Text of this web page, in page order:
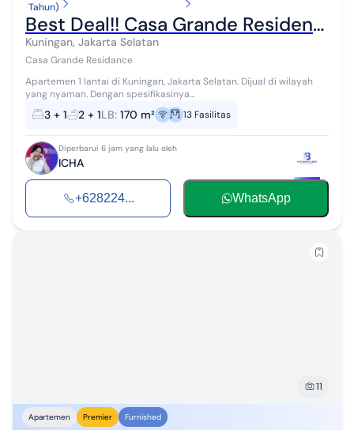
Tahun)
Best Deal!! Casa Grande Residence 3 Kamar Private Lift Connecting Mall Kota Kasablanka Unit Terawat dan Bagus Tidak Perlu Renovasi
Kuningan, Jakarta Selatan
Casa Grande Residance
Apartemen 1 lantai di Kuningan, Jakarta Selatan. Dijual di wilayah
yang nyaman. Dengan spesifikasinya...
3 + 1 2 + 1LB: 170 m² 13 Fasilitas
Diperbarui 6 jam yang lalu oleh
ICHA
+628224... WhatsApp
11
Apartemen Premier Furnished